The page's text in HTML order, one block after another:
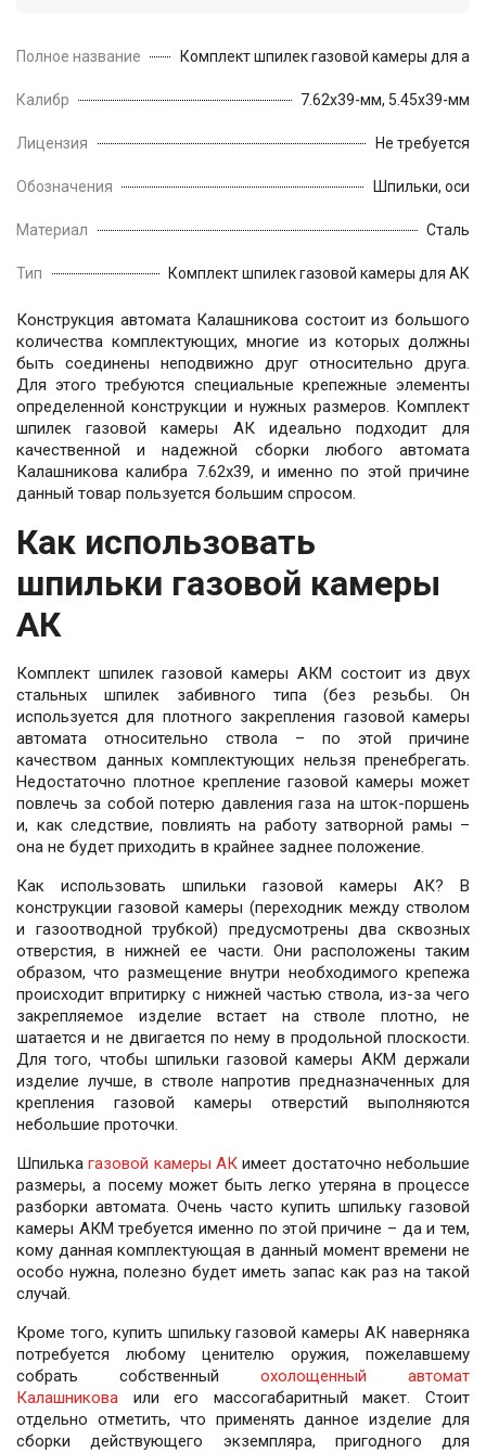
Полное название Комплект шпилек газовой камеры для
Калибр 7.62х39-мм, 5.45х39-мм
Лицензия Не требуется
Обозначения Шпильки, оси
Материал Сталь
Тип Комплект шпилек газовой камеры для АК
Конструкция автомата Калашникова состоит из большого
количества комплектующих, многие из которых должны
быть соединены неподвижно друг относительно друга.
Для этого требуются специальные крепежные элементы
определенной конструкции и нужных размеров. Комплект
шпилек газовой камеры АК идеально подходит для
качественной и надежной сборки любого автомата
Калашникова калибра 7.62х39, и именно по этой причине
данный товар пользуется большим спросом.
Как использовать
шпильки газовой камеры
АК
Комплект шпилек газовой камеры АКМ состоит из двух
стальных шпилек забивного типа (без резьбы. Он
используется для плотного закрепления газовой камеры
автомата относительно ствола – по этой причине
качеством данных комплектующих нельзя пренебрегать.
Недостаточно плотное крепление газовой камеры может
повлечь за собой потерю давления газа на шток-поршень
и, как следствие, повлиять на работу затворной рамы –
она не будет приходить в крайнее заднее положение.
Как использовать шпильки газовой камеры АК? В
конструкции газовой камеры (переходник между стволом
и газоотводной трубкой) предусмотрены два сквозных
отверстия, в нижней ее части. Они расположены таким
образом, что размещение внутри необходимого крепежа
происходит впритирку с нижней частью ствола, из-за чего
закрепляемое изделие встает на стволе плотно, не
шатается и не двигается по нему в продольной плоскости.
Для того, чтобы шпильки газовой камеры АКМ держали
изделие лучше, в стволе напротив предназначенных для
крепления газовой камеры отверстий выполняются
небольшие проточки.
Шпилькагазовой камеры АК имеет достаточно небольшие
размеры, а посему может быть легко утеряна в процессе
разборки автомата. Очень часто купить шпильку газовой
камеры АКМ требуется именно по этой причине – да и тем,
кому данная комплектующая в данный момент времени не
особо нужна, полезно будет иметь запас как раз на такой
случай.
Кроме того, купить шпильку газовой камеры АК наверняка
потребуется любому ценителю оружия, пожелавшему
собрать собственный охолощенный автомат
Калашникова или его массогабаритный макет. Стоит
отдельно отметить, что применять данное изделие для
сборки действующего экземпляра, пригодного для